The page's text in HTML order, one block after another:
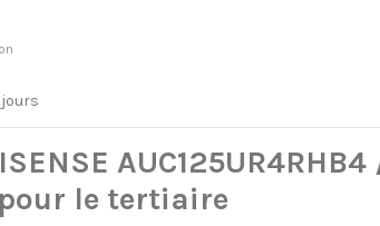
jours
le tertiaire